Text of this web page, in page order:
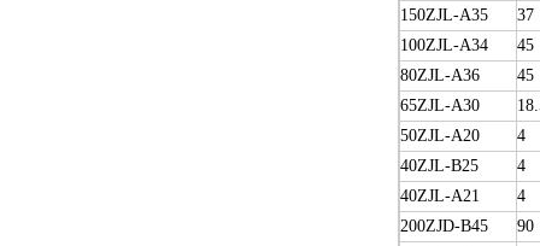
150ZJL-A35
37
100ZJL-A34
45
80ZJL-A36
45
65ZJL-A30
50ZJL-A20
4
40ZJL-B25
4
40ZJL-A21
4
200ZJD-B45
90